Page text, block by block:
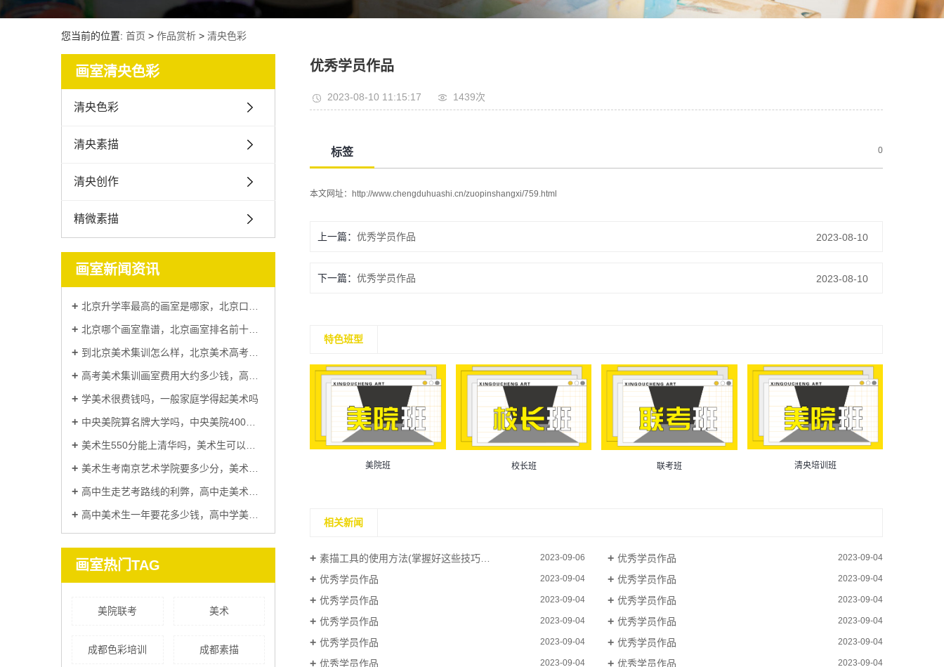
您当前的位置: 首页 > 作品赏析 > 清央色彩
画室清央色彩
清央色彩
清央素描
清央创作
精微素描
画室新闻资讯
北京升学率最高的画室是哪家，北京口碑比较好的画室排名
北京哪个画室靠谱，北京画室排名前十位哪个画室比较好
到北京美术集训怎么样，北京美术高考集训到底多少钱
高考美术集训画室费用大约多少钱，高考美术集训哪里比较好
学美术很费钱吗，一般家庭学得起美术吗
中央美院算名牌大学吗，中央美院400分能考上吗
美术生550分能上清华吗，美术生可以考清华大学吗
美术生考南京艺术学院要多少分，美术生最吃香的五大专业
高中生走艺考路线的利弊，高中走美术生有出路吗
高中美术生一年要花多少钱，高中学美术好还是学纯文化课好
画室热门TAG
美院联考 美术
成都色彩培训 成都素描
优秀学员作品
2023-08-10 11:15:17 1439次
标签 0
本文网址： http://www.chengduhuashi.cn/zuopinshangxi/759.html
上一篇： 优秀学员作品 2023-08-10
下一篇： 优秀学员作品 2023-08-10
特色班型
国美培训班 美院班 校长班 联考班 清央培训班
相关新闻
素描工具的使用方法(掌握好这些技巧，助你成为优秀的素描师) 2023-09-06 优秀学员作品 2023-09-04
优秀学员作品 2023-09-04 优秀学员作品 2023-09-04
优秀学员作品 2023-09-04 优秀学员作品 2023-09-04
优秀学员作品 2023-09-04 优秀学员作品 2023-09-04
优秀学员作品 2023-09-04 优秀学员作品 2023-09-04
优秀学员作品 2023-09-04 优秀学员作品 2023-09-04